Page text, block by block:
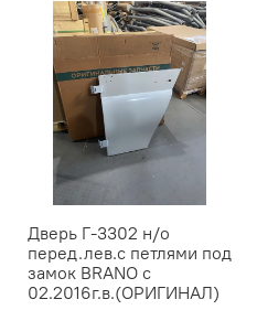
Дверь Г-3302 н/о
перед.лев.с петлями под
замок BRANO с
02.2016г.в.(ОРИГИНАЛ)